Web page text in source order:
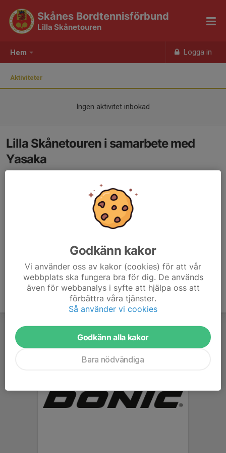
Hem Logga in
Skånes Bordtennisförbund
Lilla Skånetouren
Aktiviteter
Ingen aktivitet inbokad
Lilla Skånetouren i samarbete med
Yasaka
Tävlingen är för våra allra yngsta som är mellan 7-10 år. En
perfekt tävling för att testa på matchspel och möta
barn med samma intresse där alla får pris.
Godkänn kakor
Vi använder oss av kakor (cookies) för att vår
webbplats ska fungera bra för dig. De används
även för webbanalys i syfte att hjälpa oss att
förbättra våra tjänster.
Så använder vi cookies
Godkänn alla kakor
Bara nödvändiga